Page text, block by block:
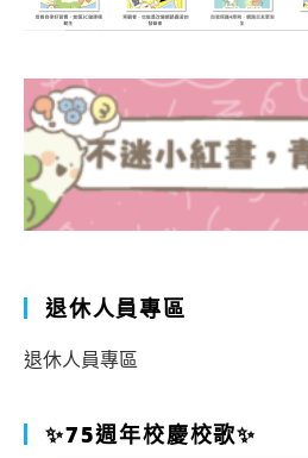
退休人員專區
退休人員專區
✨75週年校慶校歌✨